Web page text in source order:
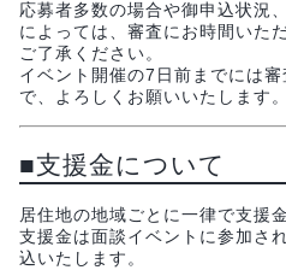
応募者多数の場合や御申込状況
によっては、審査にお時間いた
ご了承ください。
イベント開催の7日前までには
で、よろしくお願いいたします。
■支援金について
居住地の地域ごとに一律で支援
支援金は面談イベントに参加さ
込いたします。